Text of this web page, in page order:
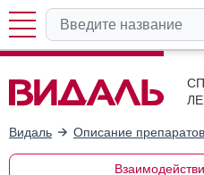
Видаль Описание препаратов